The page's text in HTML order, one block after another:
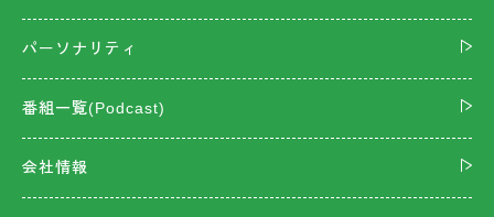
パーソナリティ
番組一覧(Podcast)
会社情報